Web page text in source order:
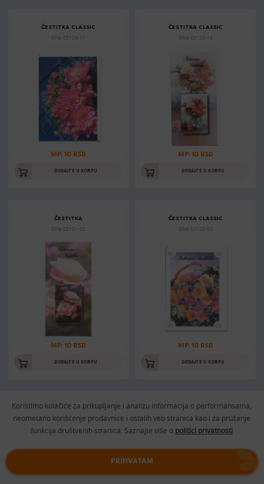
ČESTITKA CLASSIC
Šifra: C0125-11
MP: 10 RSD
DODAJTE U KORPU
ČESTITKA CLASSIC
Šifra: C0125-16
MP: 10 RSD
DODAJTE U KORPU
ČESTITKA
Šifra: C0101-02
MP: 10 RSD
DODAJTE U KORPU
ČESTITKA CLASSIC
Šifra: C0125-08
MP: 10 RSD
DODAJTE U KORPU
ČESTITKA CLASSIC
Šifra: C0125-12
ČESTITKA CLASSIC
Šifra: C0125-02
Koristimo kolačiće za prikupljanje i analizu informacija o performansama,
neometano korišćenje prodavnice i ostalih veb stranica kao i za pružanje
funkcija društvenih stranica. Saznajte više o politici privatnosti
PRIHVATAM